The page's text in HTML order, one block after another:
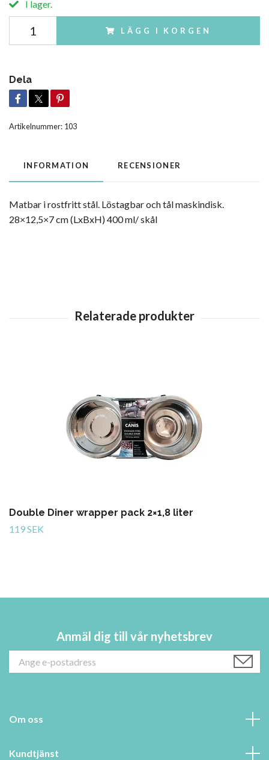
I lager.
LÄGG I KORGEN
Dela
Artikelnummer: 103
INFORMATION RECENSIONER
Matbar i rostfritt stål. Löstagbar och tål maskindisk.
28×12,5×7 cm (LxBxH) 400 ml/ skål
Double Diner wrapper pack 2×1,8 liter
119 SEK
Anmäl dig till vår nyhetsbrev
Om oss
Kundtjänst